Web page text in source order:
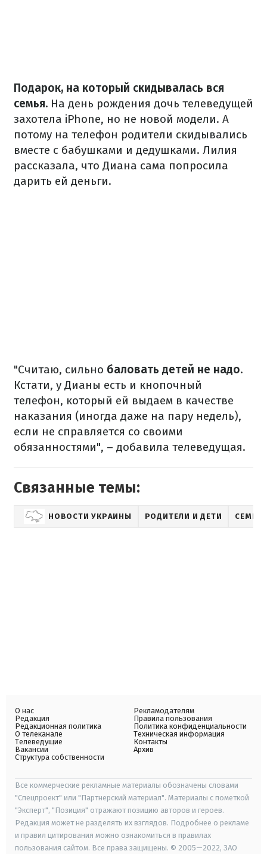
Подарок, на который скидывалась вся
семья. На день рождения дочь телеведущей
захотела iPhone, но не новой модели. А
потому на телефон родители скидывались
вместе с бабушками и дедушками. Лилия
рассказала, что Диана сама попросила
дарить ей деньги.
"Считаю, сильно баловать детей не надо.
Кстати, у Дианы есть и кнопочный
телефон, который ей выдаем в качестве
наказания (иногда даже на пару недель),
если не справляется со своими
обязанностями", – добавила телеведущая.
Связанные темы:
НОВОСТИ УКРАИНЫ РОДИТЕЛИ И ДЕТИ СЕМЬЯ
О нас
Редакция
Редакционная политика
О телеканале
Телеведущие
Вакансии
Структура собственности
Рекламодателям
Правила пользования
Политика конфиденциальности
Техническая информация
Контакты
Архив
Все коммерческие рекламные материалы обозначены словами
"Спецпроект" или "Партнерский материал". Материалы с пометкой
"Эксперт", "Позиция" отражают позицию авторов и героев.
Редакция может не разделять их взглядов. Подробнее о рекламе
и правил цитирования можно ознакомиться в правилах
пользования сайтом. Все права защищены. © 2005—2022, ЗАО